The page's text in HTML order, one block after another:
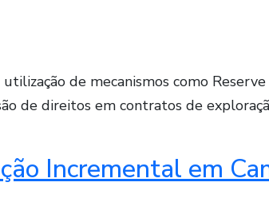
de mecanismos como
de direitos em contratos de
Incremental em